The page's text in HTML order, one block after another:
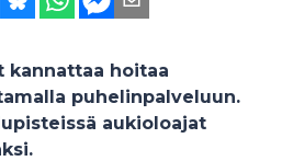
kannattaa hoitaa
puhelinpalveluun.
aukioloajat